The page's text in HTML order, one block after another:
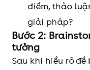
điểm, thảo
giải pháp?
Bước 2:
tưởng
Sau khi hiểu rõ